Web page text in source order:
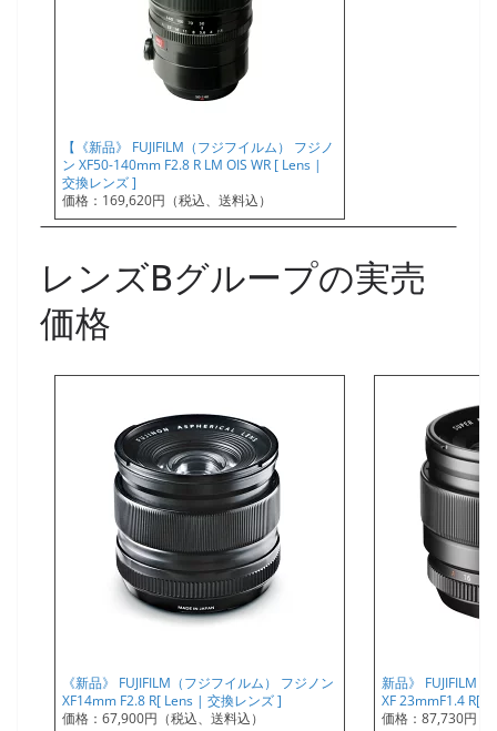
【《新品》 FUJIFILM（フジフイルム） フジノ
ン XF50-140mm F2.8 R LM OIS WR [ Lens |
交換レンズ ]
価格：169,620円（税込、送料込）
レンズBグループの実売
価格
《新品》 FUJIFILM（フジフイルム） フジノン
XF14mm F2.8 R[ Lens | 交換レンズ ]
価格：67,900円（税込、送料込）
新品》 FUJIFILM
XF 23mmF1.4 R[
価格：87,730円（